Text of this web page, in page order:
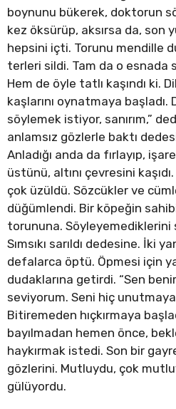
boynunu bükerek, doktorun
kez öksürüp, aksırsa da, son
hepsini içti. Torunu mendille
terleri sildi. Tam da o esnada
Hem de öyle tatlı kaşındı ki.
kaşlarını oynatmaya
söylemek istiyor, sanırım,”
anlamsız gözlerle baktı
Anladığı anda da fırlayıp,
üstünü, altını çevresini
çok üzüldü. Sözcükler ve
düğümlendi. Bir köpeğin
torununa.
Sımsıkı sarıldı dedesine. İki
defalarca öptü. Öpmesi için
dudaklarına getirdi. “Sen
seviyorum. Seni hiç
Bitiremeden hıçkırmaya
bayılmadan hemen önce,
haykırmak istedi. Son bir
gözlerini. Mutluydu, çok
gülüyordu.